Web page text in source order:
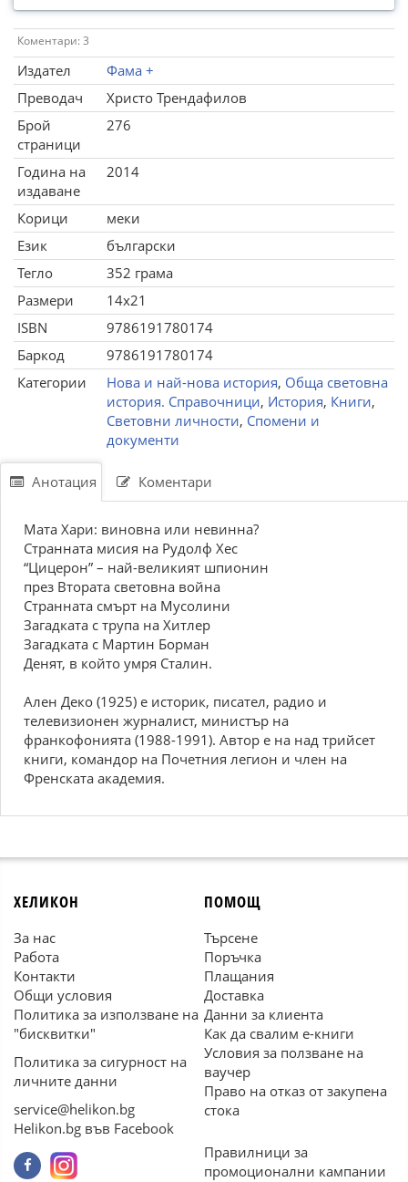
Коментари: 3
Издател
Фама +
Преводач
Христо Трендафилов
Брой
страници
276
Година на
издаване
2014
Корици
меки
Език
български
Тегло
352 грама
Размери
14x21
ISBN
9786191780174
Баркод
9786191780174
Категории
Нова и най-нова история, Обща световна
история. Справочници, История, Книги,
Световни личности, Спомени и
документи
Анотация Коментари
Мата Хари: виновна или невинна?
Странната мисия на Рудолф Хес
“Цицерон” – най-великият шпионин
през Втората световна война
Странната смърт на Мусолини
Загадката с трупа на Хитлер
Загадката с Мартин Борман
Денят, в който умря Сталин.
Ален Деко (1925) е историк, писател, радио и
телевизионен журналист, министър на
франкофонията (1988-1991). Автор е на над трийсет
книги, командор на Почетния легион и член на
Френската академия.
ХЕЛИКОН
За нас
Работа
Контакти
Общи условия
Политика за използване на
"бисквитки"
Политика за сигурност на
личните данни
service@helikon.bg
Helikon.bg във Facebook
ПОМОЩ
Търсене
Поръчка
Плащания
Доставка
Данни за клиента
Как да свалим е-книги
Условия за ползване на
ваучер
Право на отказ от закупена
стока
Правилници за
промоционални кампании